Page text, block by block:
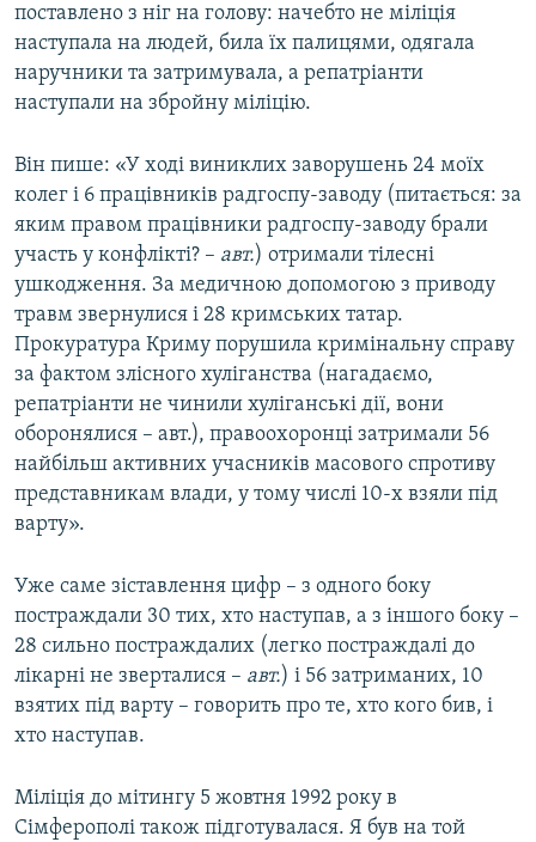
поставлено з ніг на голову: начебто не міліція
наступала на людей, била їх палицями, одягала
наручники та затримувала, а репатріанти
наступали на збройну міліцію.
Він пише: «У ході виниклих заворушень 24 моїх
колег і 6 працівників радгоспу-заводу (питається: за
яким правом працівники радгоспу-заводу брали
участь у конфлікті? – авт.) отримали тілесні
ушкодження. За медичною допомогою з приводу
травм звернулися і 28 кримських татар.
Прокуратура Криму порушила кримінальну справу
за фактом злісного хуліганства (нагадаємо,
репатріанти не чинили хуліганські дії, вони
оборонялися – авт.), правоохоронці затримали 56
найбільш активних учасників масового спротиву
представникам влади, у тому числі 10-х взяли під
варту».
Уже саме зіставлення цифр – з одного боку
постраждали 30 тих, хто наступав, а з іншого боку –
28 сильно постраждалих (легко постраждалі до
лікарні не зверталися – авт.) і 56 затриманих, 10
взятих під варту – говорить про те, хто кого бив, і
хто наступав.
Міліція до мітингу 5 жовтня 1992 року в
Сімферополі також підготувалася. Я був на той